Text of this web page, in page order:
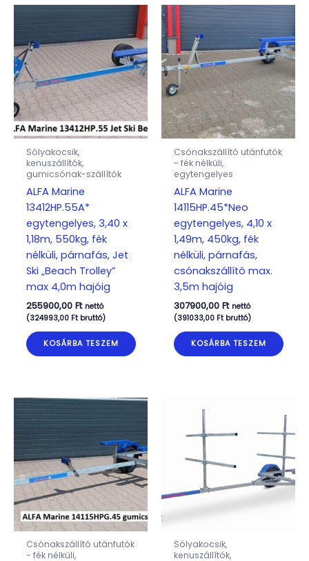
Sólyakocsik,
kenuszállítók,
gumicsónak-szállítók
ALFA Marine
13412HP.55A*
egytengelyes, 3,40 x
1,18m, 550kg, fék
nélküli, párnafás, Jet
Ski „Beach Trolley”
max 4,0m hajóig
255900,00 Ft nettó
(324993,00 Ftbruttó)
KOSÁRBA TESZEM
Csónakszállító utánfutók
- fék nélküli,
egytengelyes
ALFA Marine
14115HP.45*Neo
egytengelyes, 4,10 x
1,49m, 450kg, fék
nélküli, párnafás,
csónakszállító max.
3,5m hajóig
307900,00 Ft nettó
(391033,00 Ftbruttó)
KOSÁRBA TESZEM
Csónakszállító utánfutók
- fék nélküli,
Sólyakocsik,
kenuszállítók,